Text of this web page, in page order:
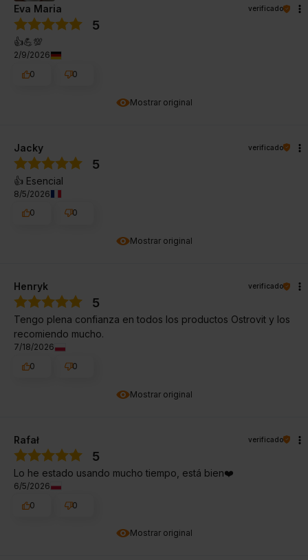
Mostrar original
Eva Maria verificado
5
👍️💪💯
2/9/2026
0
0
Mostrar original
Jacky verificado
5
👍️ Esencial
8/5/2026
0
0
Mostrar original
Henryk verificado
5
Tengo plena confianza en todos los productos Ostrovit y los
recomiendo mucho.
7/18/2026
0
0
Mostrar original
Rafał verificado
5
Lo he estado usando mucho tiempo, está bien❤️
6/5/2026
0
0